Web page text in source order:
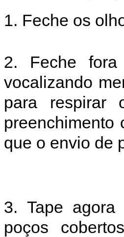
1. Feche os
2. Feche
vocalizando
para respirar
preenchimento
que o envio de
3. Tape
poços